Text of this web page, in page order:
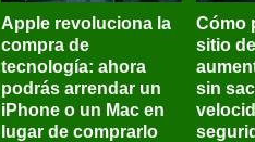
Apple revoluciona la
compra de
tecnología: ahora
podrás arrendar un
iPhone o un Mac en
lugar de comprarlo
Cómo
sitio
sin